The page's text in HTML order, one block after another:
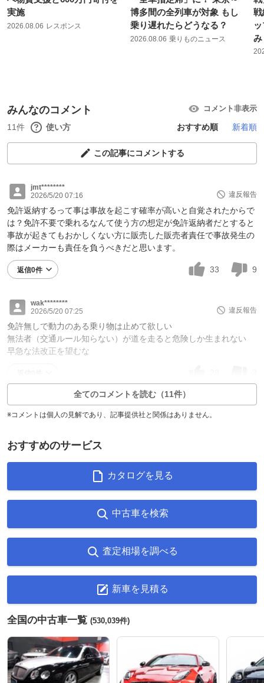
実施
2026.08.06 レスポンス
博多間の全列車が対象 もし
乗り遅れたらどうなる？
2026.08.06 乗りものニュース
戦
み
みんなのコメント コメント非表示
11件 使い方 おすすめ順 新着順
この記事にコメントする
jmt********
2026/5/20 07:16
違反報告
免許返納するって事は事故を起こす確率が高いと自覚されたからで
は？免許不要で乗れるなんて使う方の想定が免許返納者だとすると
事故が起きてもおかしくない方に販売した販売者責任で事故発生の
際はメーカーも責任を負うべきだと思います。
返信0件 33 9
wak********
2026/5/20 07:25
違反報告
免許無しで動力のある乗り物は止めて欲しい
無法者（交通ルール知らない）が道を走ると危険しか生まれない
早急な法改正を望むな
全てのコメントを読む（11件）
※コメントは個人の見解であり、記事提供社と関係はありません。
おすすめのサービス
カタログを見る
中古車を検索
査定相場を調べる
新車を見積る
全国の中古車一覧 (530,039件)